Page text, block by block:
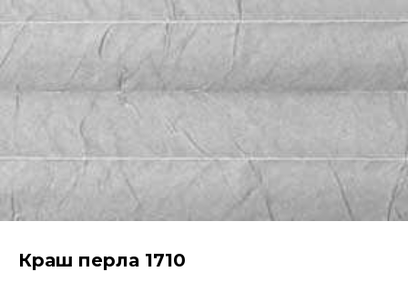
Краш перла 1710